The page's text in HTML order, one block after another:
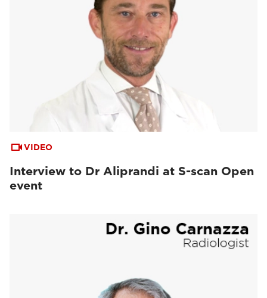
VIDEO
Interview to Dr Aliprandi at S-scan Open
event